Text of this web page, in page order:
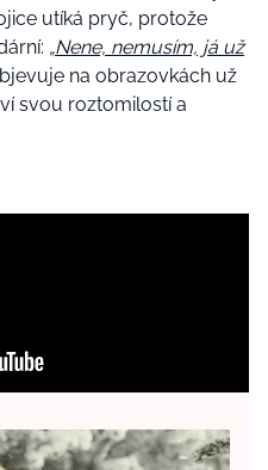
utíká pryč, protože
„Nene, nemusím, já už
na obrazovkách už
svou roztomilostí a